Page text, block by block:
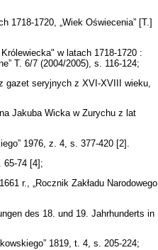
1718-1720, „Wiek Oświecenia” [T.]
w latach 1718-1720 :
T. 6/7 (2004/2005), s. 116-124;
seryjnych z XVI-XVIII wieku,
Jakuba Wicka w Zurychu z lat
1976, z. 4, s. 377-420 [2].
65-74 [4];
r., „Rocznik Zakładu Narodowego
des 18. und 19. Jahrhunderts in
1819, t. 4, s. 205-224;